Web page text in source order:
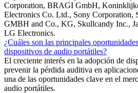
Corporation, BRAGI GmbH,
Electronics Co. Ltd., Sony Corporation,
GMBH and Co., KG, Skullcandy Inc.,
LG Electronics.
¿Cuáles son las principales
dispositivos de audio portátiles?
El creciente interés en la adopción de
prevenir la pérdida auditiva en
una de las oportunidades clave en el
audio portátiles.